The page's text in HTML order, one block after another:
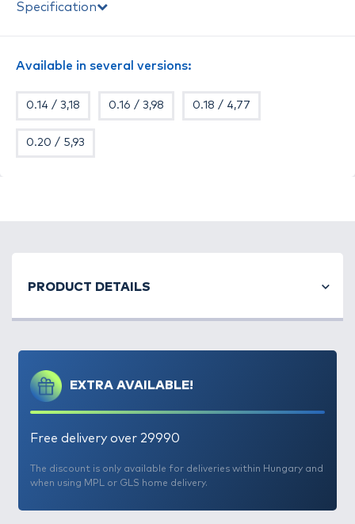
a vízben a halak számára
damilokhoz hasonlóan, az átlagosnál
Feeder horgászathoz különösen ajánlott!
Specification
Available in several versions:
0.14 / 3,18 0.16 / 3,98 0.18 / 4,77
0.20 / 5,93
EXTRA AVAILABLE!
Free delivery over 29990
The discount is only available for deliveries within Hungary and
when using MPL or GLS home delivery.
PRODUCT DETAILS